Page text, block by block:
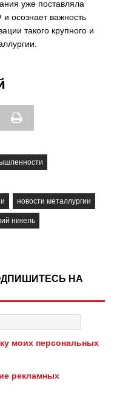
уже поставляла
осознает важность
такого крупного и
новости металлургии
никель
НА
моих персональных
рекламных